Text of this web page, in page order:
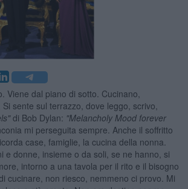
Viene dal piano di sotto. Cucinano,
sente sul terrazzo, dove leggo, scrivo,
di Bob Dylan: "Melancholy Mood forever
mi perseguita sempre. Anche il soffritto
case, famiglie, la cucina della nonna.
e donne, insieme o da soli, se ne hanno, si
intorno a una tavola per il rito e il bisogno
cucinare, non riesco, nemmeno ci provo. Mi